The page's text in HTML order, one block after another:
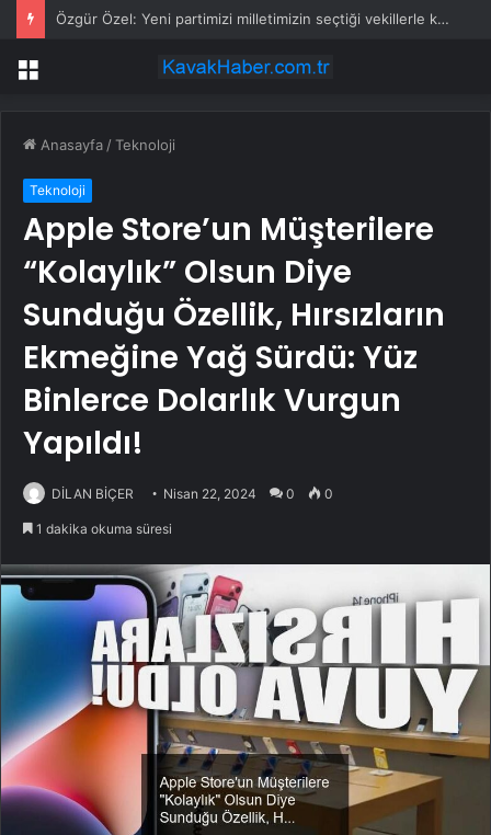
Özgür Özel: Yeni partimizi milletimizin seçtiği vekillerle kuruyoruz
Menü
Anasayfa /Teknoloji
Teknoloji
Apple Store’un Müşterilere
“Kolaylık” Olsun Diye
Sunduğu Özellik, Hırsızların
Ekmeğine Yağ Sürdü: Yüz
Binlerce Dolarlık Vurgun
Yapıldı!
DİLAN BİÇER Nisan 22, 2024 0 0
1 dakika okuma süresi